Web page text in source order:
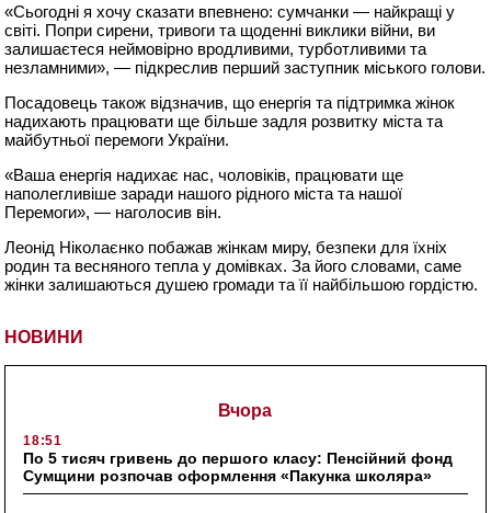
НОВИНИ
Вчора
18:51
По 5 тисяч гривень до першого класу: Пенсійний фонд
Сумщини розпочав оформлення «Пакунка школяра»
«Сьогодні я хочу сказати впевнено: сумчанки — найкращі у
світі. Попри сирени, тривоги та щоденні виклики війни, ви
залишаєтеся неймовірно вродливими, турботливими та
незламними», — підкреслив перший заступник міського голови.
Посадовець також відзначив, що енергія та підтримка жінок
надихають працювати ще більше задля розвитку міста та
майбутньої перемоги України.
«Ваша енергія надихає нас, чоловіків, працювати ще
наполегливіше заради нашого рідного міста та нашої
Перемоги», — наголосив він.
Леонід Ніколаєнко побажав жінкам миру, безпеки для їхніх
родин та весняного тепла у домівках. За його словами, саме
жінки залишаються душею громади та її найбільшою гордістю.